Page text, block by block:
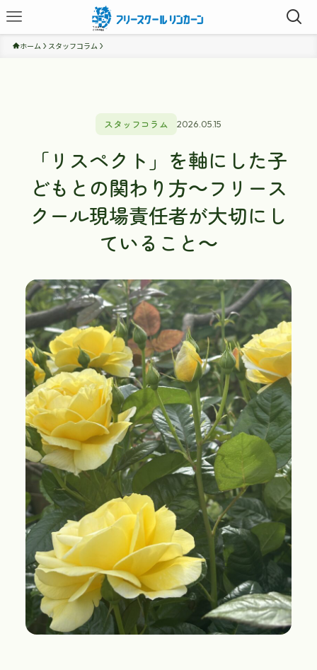
ホーム スタッフコラム
スタッフコラム 2026.05.15
「リスペクト」を軸にした子
どもとの関わり方～フリース
クール現場責任者が大切にし
ていること～